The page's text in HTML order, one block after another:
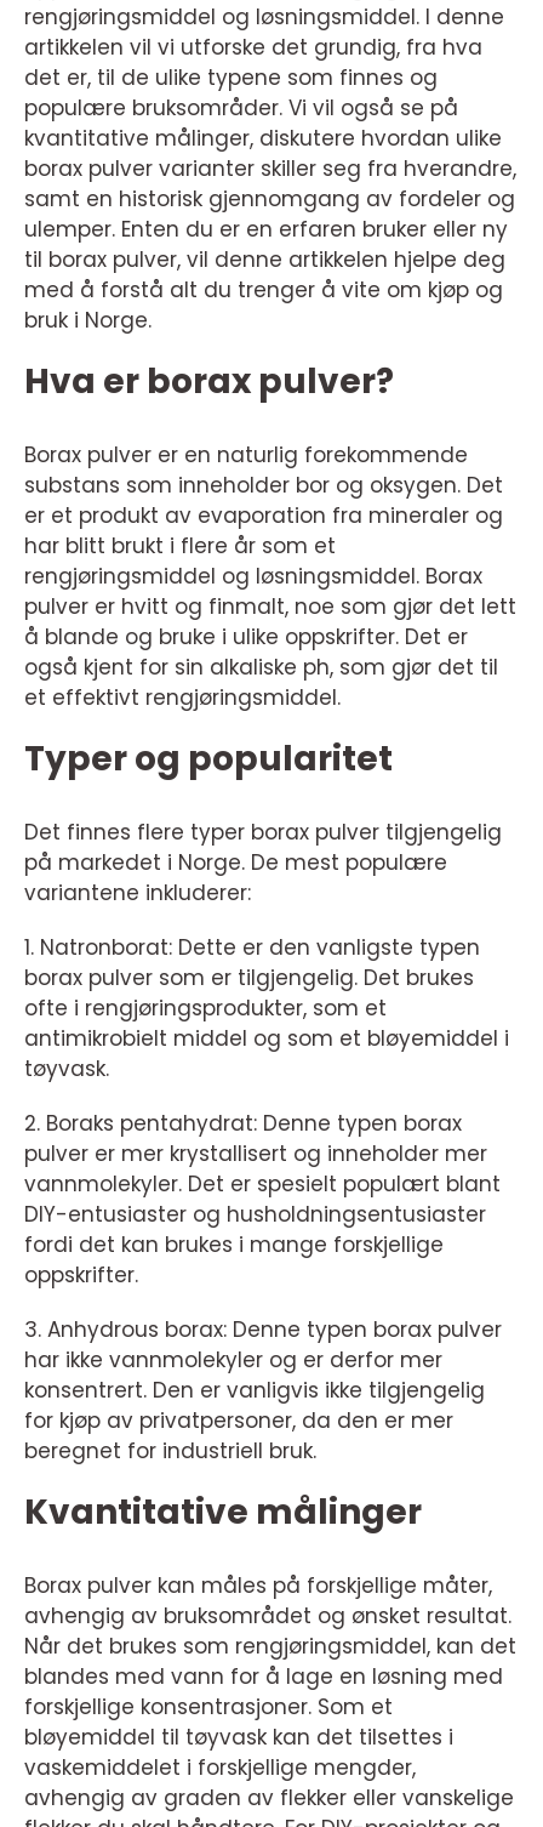
rengjøringsmiddel og løsningsmiddel. I denne
artikkelen vil vi utforske det grundig, fra hva
det er, til de ulike typene som finnes og
populære bruksområder. Vi vil også se på
kvantitative målinger, diskutere hvordan ulike
borax pulver varianter skiller seg fra hverandre,
samt en historisk gjennomgang av fordeler og
ulemper. Enten du er en erfaren bruker eller ny
til borax pulver, vil denne artikkelen hjelpe deg
med å forstå alt du trenger å vite om kjøp og
bruk i Norge.
Hva er borax pulver?
Borax pulver er en naturlig forekommende
substans som inneholder bor og oksygen. Det
er et produkt av evaporation fra mineraler og
har blitt brukt i flere år som et
rengjøringsmiddel og løsningsmiddel. Borax
pulver er hvitt og finmalt, noe som gjør det lett
å blande og bruke i ulike oppskrifter. Det er
også kjent for sin alkaliske ph, som gjør det til
et effektivt rengjøringsmiddel.
Typer og popularitet
Det finnes flere typer borax pulver tilgjengelig
på markedet i Norge. De mest populære
variantene inkluderer:
1. Natronborat: Dette er den vanligste typen
borax pulver som er tilgjengelig. Det brukes
ofte i rengjøringsprodukter, som et
antimikrobielt middel og som et bløyemiddel i
tøyvask.
2. Boraks pentahydrat: Denne typen borax
pulver er mer krystallisert og inneholder mer
vannmolekyler. Det er spesielt populært blant
DIY-entusiaster og husholdningsentusiaster
fordi det kan brukes i mange forskjellige
oppskrifter.
3. Anhydrous borax: Denne typen borax pulver
har ikke vannmolekyler og er derfor mer
konsentrert. Den er vanligvis ikke tilgjengelig
for kjøp av privatpersoner, da den er mer
beregnet for industriell bruk.
Kvantitative målinger
Borax pulver kan måles på forskjellige måter,
avhengig av bruksområdet og ønsket resultat.
Når det brukes som rengjøringsmiddel, kan det
blandes med vann for å lage en løsning med
forskjellige konsentrasjoner. Som et
bløyemiddel til tøyvask kan det tilsettes i
vaskemiddelet i forskjellige mengder,
avhengig av graden av flekker eller vanskelige